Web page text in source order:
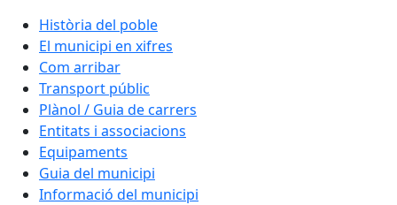
Història del poble
El municipi en xifres
Com arribar
Transport públic
Plànol / Guia de carrers
Entitats i associacions
Equipaments
Guia del municipi
Informació del municipi